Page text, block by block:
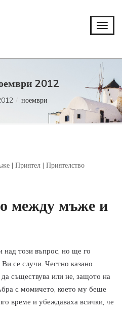
2012
ноември
| Приятел | Приятелство
между мъже и
над този въпрос, но ще го
се случи. Честно казано
съществува или не, защото на
с момичето, което му беше
време и убеждаваха всички, че